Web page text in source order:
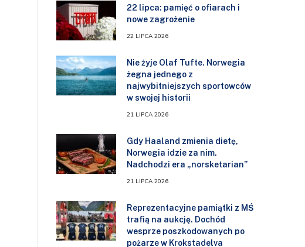
22 lipca: pamięć o ofiarach i
nowe zagrożenie
22 LIPCA 2026
Nie żyje Olaf Tufte. Norwegia
żegna jednego z
najwybitniejszych sportowców
w swojej historii
21 LIPCA 2026
Gdy Haaland zmienia dietę,
Norwegia idzie za nim.
Nadchodzi era „norsketarian”
21 LIPCA 2026
Reprezentacyjne pamiątki z MŚ
trafią na aukcję. Dochód
wesprze poszkodowanych po
pożarze w Krokstadelva